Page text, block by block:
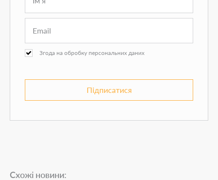
Згода на обробку персональних даних
Підписатися
Схожі новини: